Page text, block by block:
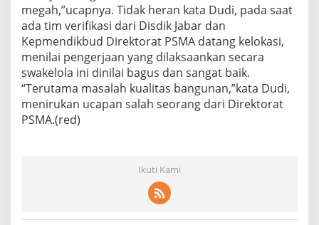
megah,”ucapnya. Tidak heran kata Dudi, pada saat
ada tim verifikasi dari Disdik Jabar dan
Kepmendikbud Direktorat PSMA datang kelokasi,
menilai pengerjaan yang dilaksaankan secara
swakelola ini dinilai bagus dan sangat baik.
“Terutama masalah kualitas bangunan,”kata Dudi,
menirukan ucapan salah seorang dari Direktorat
PSMA.(red)
Ikuti Kami